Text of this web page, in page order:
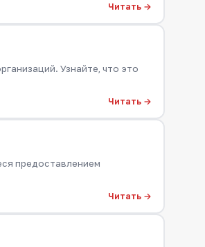
Читать →
Узнайте, что это
Читать →
предоставлением
Читать →